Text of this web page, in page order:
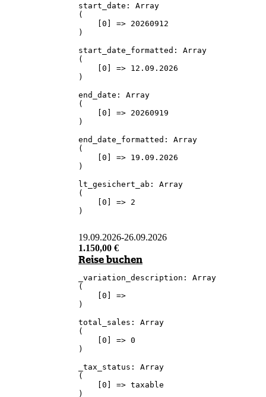
start_date: Array
(
    [0] => 20260912
)
start_date_formatted: Array
(
    [0] => 12.09.2026
)
end_date: Array
(
    [0] => 20260919
)
end_date_formatted: Array
(
    [0] => 19.09.2026
)
lt_gesichert_ab: Array
(
    [0] => 2
)
19.09.2026-26.09.2026
1.150,00 €
Reise buchen
_variation_description: Array
(
    [0] =>
)
total_sales: Array
(
    [0] => 0
)
_tax_status: Array
(
    [0] => taxable
)